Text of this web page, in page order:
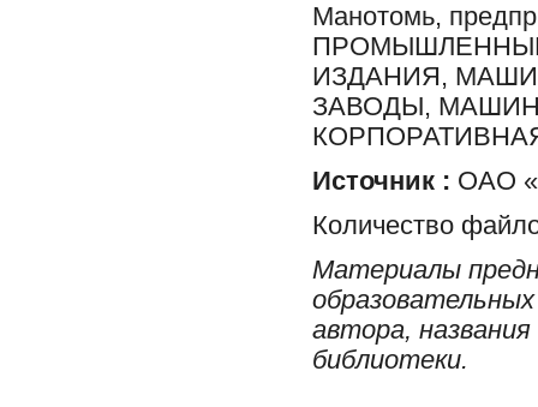
Манотомь,
ИЗДАНИЯ,
ЗАВОДЫ,
Источник : ОАО
Количество
Материалы
автора,
библиотеки.